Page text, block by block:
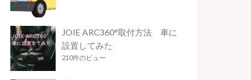
JOIE ARC360°取付方法 車に
設置してみた
210件のビュー